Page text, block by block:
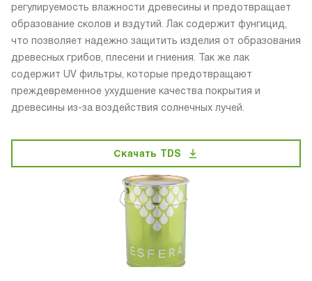
регулируемость влажности древесины и предотвращает
образование сколов и вздутий. Лак содержит фунгицид,
что позволяет надежно защитить изделия от образования
древесных грибов, плесени и гниения. Так же лак
содержит UV фильтры, которые предотвращают
преждевременное ухудшение качества покрытия и
древесины из-за воздействия солнечных лучей.
Скачать TDS